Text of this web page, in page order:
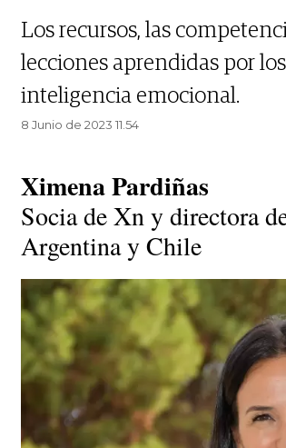
Los recursos, las
lecciones aprendidas por
inteligencia emocional.
8 Junio de 2023 11.54
Ximena Pardiñas
Socia de Xn y directora
Argentina y Chile